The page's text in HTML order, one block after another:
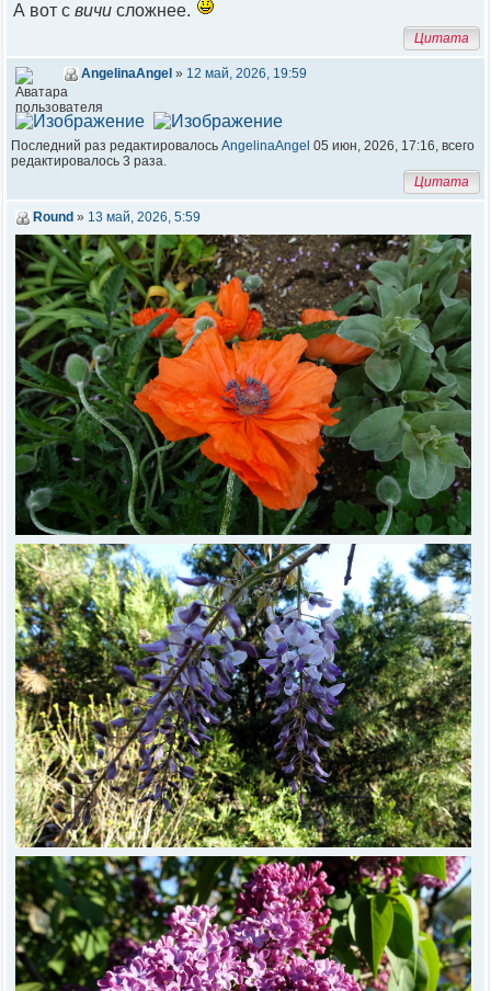
А вот с вичи сложнее.
Цитата
AngelinaAngel » 12 май, 2026, 19:59
Последний раз редактировалось AngelinaAngel 05 июн, 2026, 17:16, всего
редактировалось 3 раза.
Цитата
Round » 13 май, 2026, 5:59